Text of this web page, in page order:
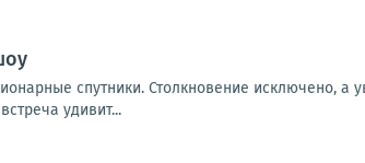
спутники. Столкновение исключено, а
удивит...